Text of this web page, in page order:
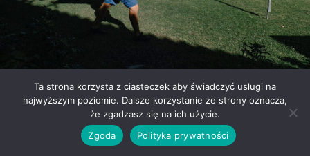
Ta strona korzysta z ciasteczek aby świadczyć usługi na
najwyższym poziomie. Dalsze korzystanie ze strony oznacza,
że zgadzasz się na ich użycie.
Zgoda
Polityka prywatności